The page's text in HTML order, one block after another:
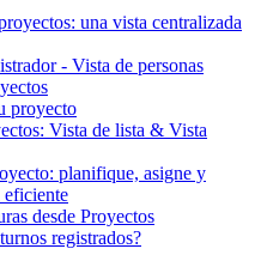
una vista centralizada
- Vista de personas
proyecto
Vista de lista & Vista
planifique, asigne y
eficiente
desde Proyectos
registrados?